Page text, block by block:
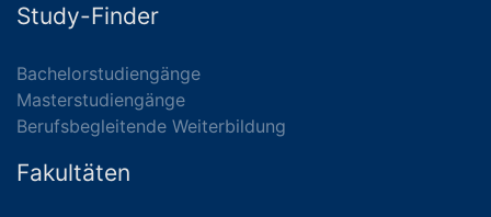
Study-Finder
Bachelorstudiengänge
Masterstudiengänge
Berufsbegleitende Weiterbildung
Fakultäten